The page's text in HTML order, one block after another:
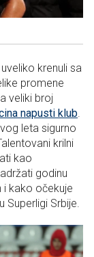
krenuli sa
promene
veliki broj
napusti klub
leta sigurno
krilni
kao
godinu
i kako očekuje
Srbije.